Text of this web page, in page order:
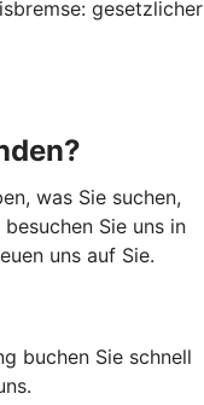
gesetzlicher
was Sie suchen,
Sie uns in
uns auf Sie.
buchen Sie schnell